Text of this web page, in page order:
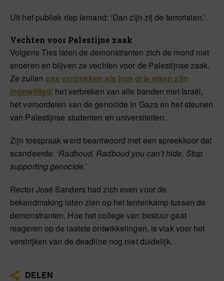
Uit het publiek riep iemand: ‘Dan zijn zíj de terroristen.’
Vechten voor Palestijne zaak
Volgens Ties laten de demonstranten zich de mond niet
snoeren en blijven ze vechten voor de Palestijnse zaak.
Ze zullen pas vertrekken als hun drie eisen zijn
ingewilligd: het verbreken van alle banden met Israël,
het veroordelen van de genocide in Gaza en het steunen
van Palestijnse studenten en universiteiten.
Zijn toespraak werd beantwoord met een spreekkoor dat
scandeerde: ‘Radboud, Radboud you can’t hide. Stop
supporting genocide.’
Rector José Sanders had zich even voor de
bekendmaking laten zien op het tentenkamp tussen de
demonstranten. Hoe het college van bestuur gaat
reageren op de laatste ontwikkelingen, is vlak voor het
verstrijken van de deadline nog niet duidelijk.
DELEN